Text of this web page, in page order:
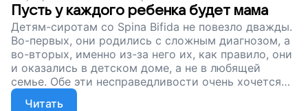
Пусть у каждого ребенка будет мама
Детям-сиротам со Spina Bifida не повезло дважды.
Во-первых, они родились с сложным диагнозом, а
во-вторых, именно из-за него их, как правило, они
и оказались в детском доме, а не в любящей
семье. Обе эти несправедливости очень хочется
исправить и как можно скорее...
Читать